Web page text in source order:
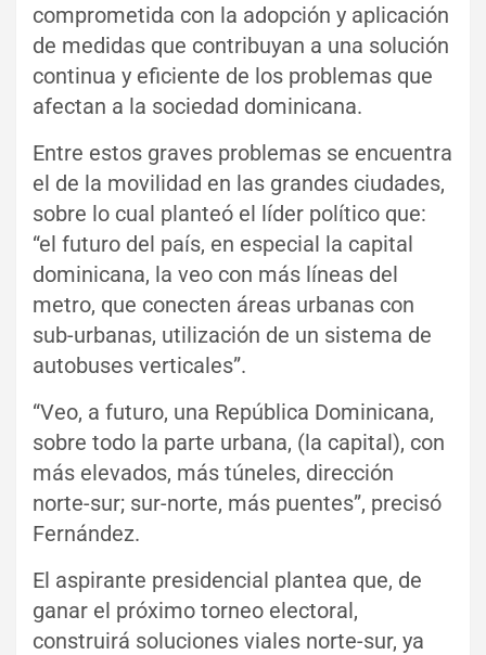
comprometida con la adopción y aplicación
de medidas que contribuyan a una solución
continua y eficiente de los problemas que
afectan a la sociedad dominicana.
Entre estos graves problemas se encuentra
el de la movilidad en las grandes ciudades,
sobre lo cual planteó el líder político que:
“el futuro del país, en especial la capital
dominicana, la veo con más líneas del
metro, que conecten áreas urbanas con
sub-urbanas, utilización de un sistema de
autobuses verticales”.
“Veo, a futuro, una República Dominicana,
sobre todo la parte urbana, (la capital), con
más elevados, más túneles, dirección
norte-sur; sur-norte, más puentes”, precisó
Fernández.
El aspirante presidencial plantea que, de
ganar el próximo torneo electoral,
construirá soluciones viales norte-sur, ya